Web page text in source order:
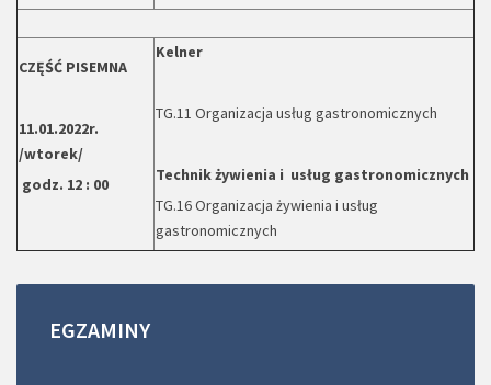
CZĘŚĆ PISEMNA
11.01.2022r.
/wtorek/
godz. 12 : 00
Kelner
TG.11 Organizacja usług gastronomicznych
Technik żywienia i usług gastronomicznych
TG.16 Organizacja żywienia i usług
gastronomicznych
EGZAMINY